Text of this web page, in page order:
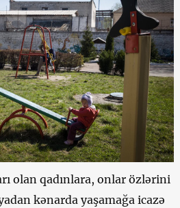
olan qadınlara, onlar özlərini
kənarda yaşamağa icazə